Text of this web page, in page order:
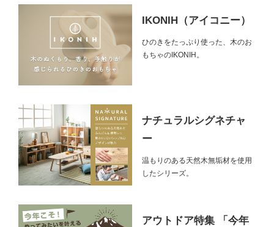
IKONIH（アイコニー）
ひのきをたっぷり使った、木のお
もちゃのIKONIH。
ナチュラルシグネチャ
ー
温もりのある天然木無垢材を使用
したシリーズ。
アウトドア特集 「今年